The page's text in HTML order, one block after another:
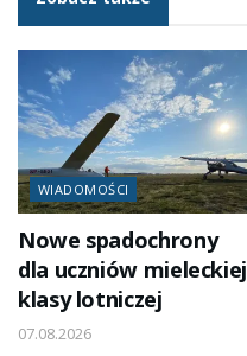
WIADOMOŚCI
Nowe spadochrony
dla uczniów mieleckiej
klasy lotniczej
07.08.2026